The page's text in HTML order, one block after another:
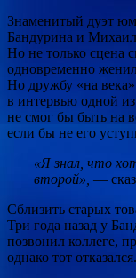
Знаменитый дуэт
Бандурина и
Но не только сцена
одновременно
Но дружбу «на века»
в интервью одной
не смог бы быть на
если бы не его
«Я знал, что
второй», —
Сблизить старых
Три года назад у
позвонил коллеге,
однако тот отказался.